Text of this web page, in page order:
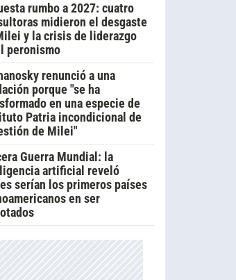
rumbo a 2027: cuatro
midieron el desgaste
y la crisis de liderazgo
peronismo
renunció a una
porque "se ha
en una especie de
Patria incondicional de
de Milei"
Guerra Mundial: la
artificial reveló
serían los primeros países
en ser